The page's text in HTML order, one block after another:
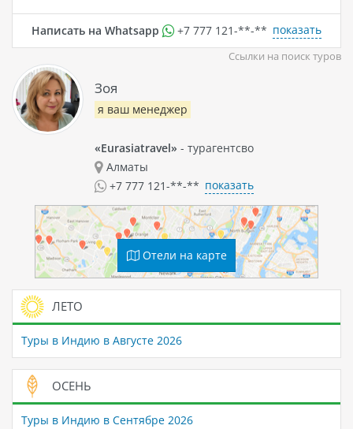
Написать на Whatsapp +7 777 121-**-** показать
Ссылки на поиск туров
Зоя
я ваш менеджер
«Eurasiatravel» - турагентсво
Алматы
+7 777 121-**-** показать
Отели на карте
ЛЕТО
Туры в Индию в Августе 2026
ОСЕНЬ
Туры в Индию в Сентябре 2026